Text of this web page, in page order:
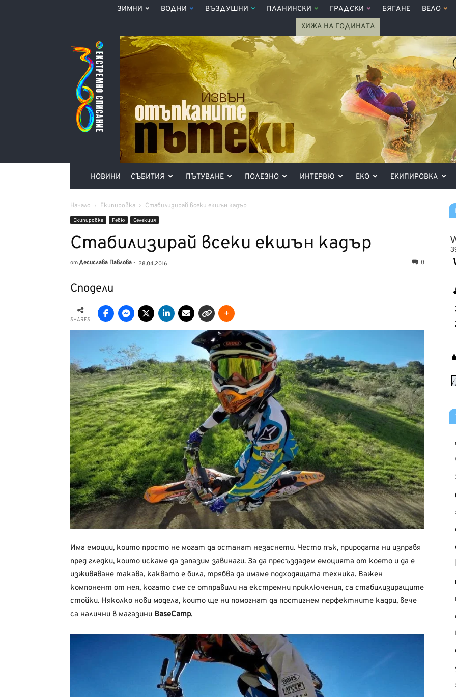
ЗИМНИ ВОДНИ ВЪЗДУШНИ ПЛАНИНСКИ ГРАДСКИ БЯГАНЕ ВЕЛО
ХИЖА НА ГОДИНАТА
Списание
360°
НОВИНИ СЪБИТИЯ ПЪТУВАНЕ ПОЛЕЗНО ИНТЕРВЮ ЕКО ЕКИПИРОВКА
Начало Екипировка Стабилизирай всеки екшън кадър
Екипировка Ревю Селекция
Стабилизирай всеки екшън кадър
отДесислава Павлова - 28.04.2016 0
Сподели
SHARES
Има емоции, които просто не могат да останат незаснети. Често пък, природата ни изправя
пред гледки, които искаме да запазим завинаги. За да пресъздадем емоцията от което и да е
изживяване такава, каквато е била, трябва да имаме подходящата техника. Важен
компонент от нея, когато сме се отправили на екстремни приключения, са стабилизиращите
стойки. Няколко нови модела, които ще ни помогнат да постигнем перфектните кадри, вече
са налични в магазини BaseCamp.